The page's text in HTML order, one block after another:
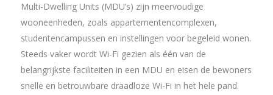
Multi-Dwelling Units (MDU’s) zijn meervoudige
wooneenheden, zoals appartementencomplexen,
studentencampussen en instellingen voor begeleid wonen.
Steeds vaker wordt Wi-Fi gezien als één van de
belangrijkste faciliteiten in een MDU en eisen de bewoners
snelle en betrouwbare draadloze Wi-Fi in het hele pand.